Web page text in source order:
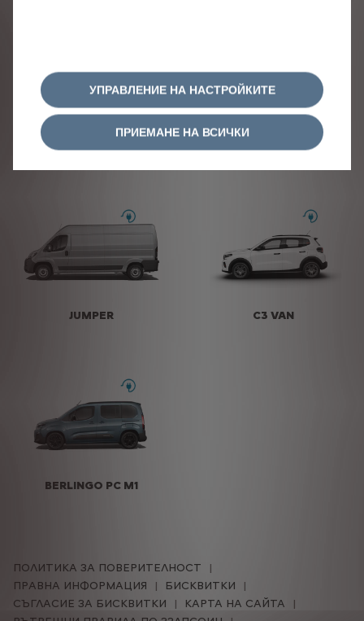
SPACETOURER
JUMPER C3 VAN
BERLINGO PC M1
ПОЛИТИКА ЗА ПОВЕРИТЕЛНОСТ
ПРАВНА ИНФОРМАЦИЯ
БИСКВИТКИ
СЪГЛАСИЕ ЗА БИСКВИТКИ
КАРТА НА САЙТА
УПРАВЛЕНИЕ НА НАСТРОЙКИТЕ
ПРИЕМАНЕ НА ВСИЧКИ